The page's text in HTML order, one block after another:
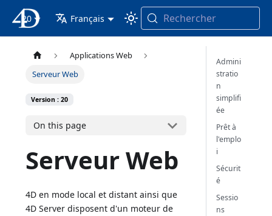
4D Documentation
20 Français Rechercher
Applications Web
Serveur Web
Version : 20
On this page
Serveur Web
4D en mode local et distant ainsi que
4D Server disposent d'un moteur de
Admini
stratio
n
simplifi
ée
Prêt à
l'emplo
i
Sécurit
é
Sessio
ns